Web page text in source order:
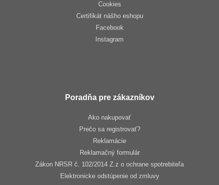
Cookies
Certifikát nášho eshopu
Facebook
Instagram
Poradňa pre zákazníkov
Ako nakupovať
Prečo sa registrovať?
Reklamácie
Reklamačný formulár
Zákon NRSR č. 102/2014 Z.z o ochrane spotrebiteľa
Elektronicke odstúpenie od zmluvy